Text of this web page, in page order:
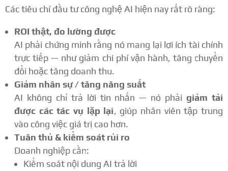
Các tiêu chí đầu tư công nghệ AI hiện nay rất rõ ràng:
ROI thật, đo lường được
AI phải chứng minh rằng nó mang lại lợi ích tài chính
trực tiếp — như giảm chi phí vận hành, tăng chuyển
đổi hoặc tăng doanh thu.
Giảm nhân sự / tăng năng suất
AI không chỉ trả lời tin nhắn — nó phải giảm tải
được các tác vụ lặp lại, giúp nhân viên tập trung
vào công việc giá trị cao hơn.
Tuân thủ & kiểm soát rủi ro
Doanh nghiệp cần:
Kiểm soát nội dung AI trả lời